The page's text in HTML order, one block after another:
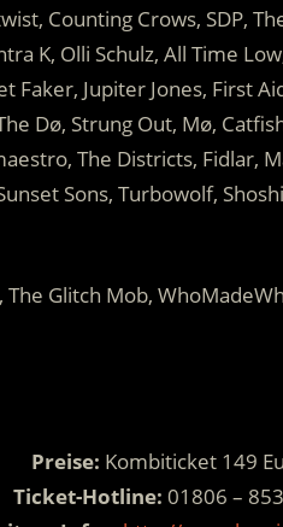
Counting Crows, SDP,
K, Olli Schulz, All Time
Faker, Jupiter Jones, First
Dø, Strung Out, Mø,
The Districts, Fidlar,
Sons, Turbowolf,
Glitch Mob,
Preise: Kombiticket 149
Ticket-Hotline: 01806 –